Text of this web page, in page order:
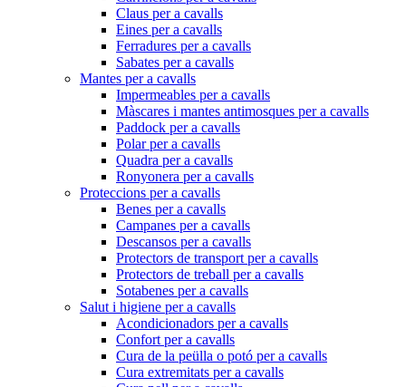
Claus per a cavalls
Eines per a cavalls
Ferradures per a cavalls
Sabates per a cavalls
Mantes per a cavalls
Impermeables per a cavalls
Màscares i mantes antimosques per a cavalls
Paddock per a cavalls
Polar per a cavalls
Quadra per a cavalls
Ronyonera per a cavalls
Proteccions per a cavalls
Benes per a cavalls
Campanes per a cavalls
Descansos per a cavalls
Protectors de transport per a cavalls
Protectors de treball per a cavalls
Sotabenes per a cavalls
Salut i higiene per a cavalls
Acondicionadors per a cavalls
Confort per a cavalls
Cura de la peülla o potó per a cavalls
Cura extremitats per a cavalls